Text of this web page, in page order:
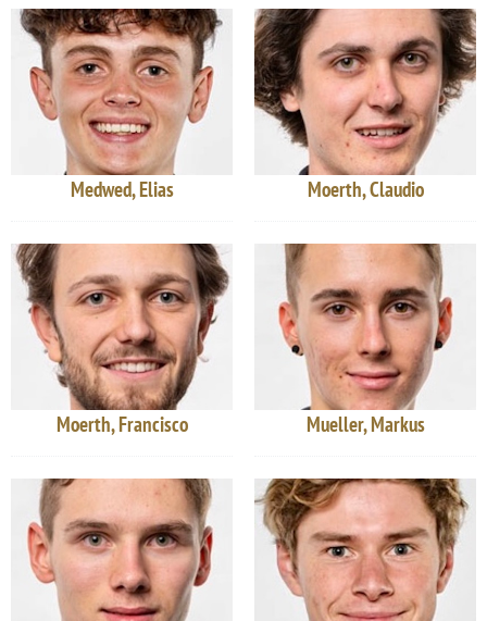
Medwed, Elias Moerth, Claudio
Moerth, Francisco Mueller, Markus